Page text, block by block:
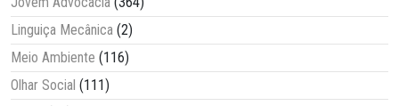
Linguiça Mecânica (2)
Meio Ambiente (116)
Olhar Social (111)